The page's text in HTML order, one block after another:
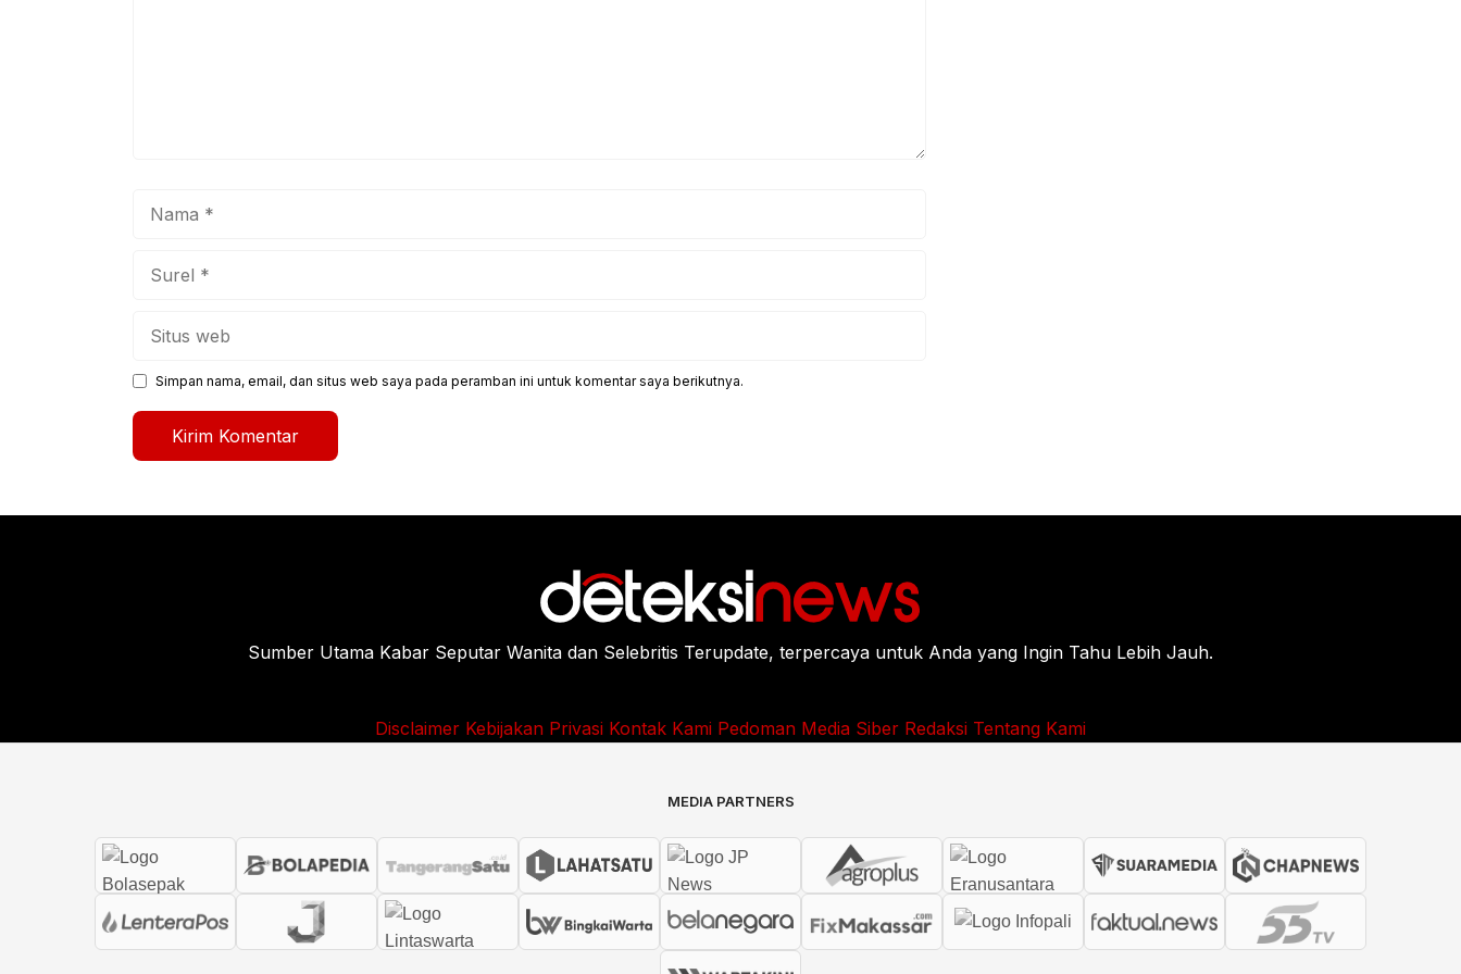
Simpan nama, email, dan situs web saya pada peramban ini untuk komentar saya berikutnya.
Sumber Utama Kabar Seputar Wanita dan Selebritis Terupdate, terpercaya untuk Anda yang Ingin Tahu Lebih Jauh.
Disclaimer Kebijakan Privasi Kontak Kami Pedoman Media Siber Redaksi Tentang Kami
MEDIA PARTNERS